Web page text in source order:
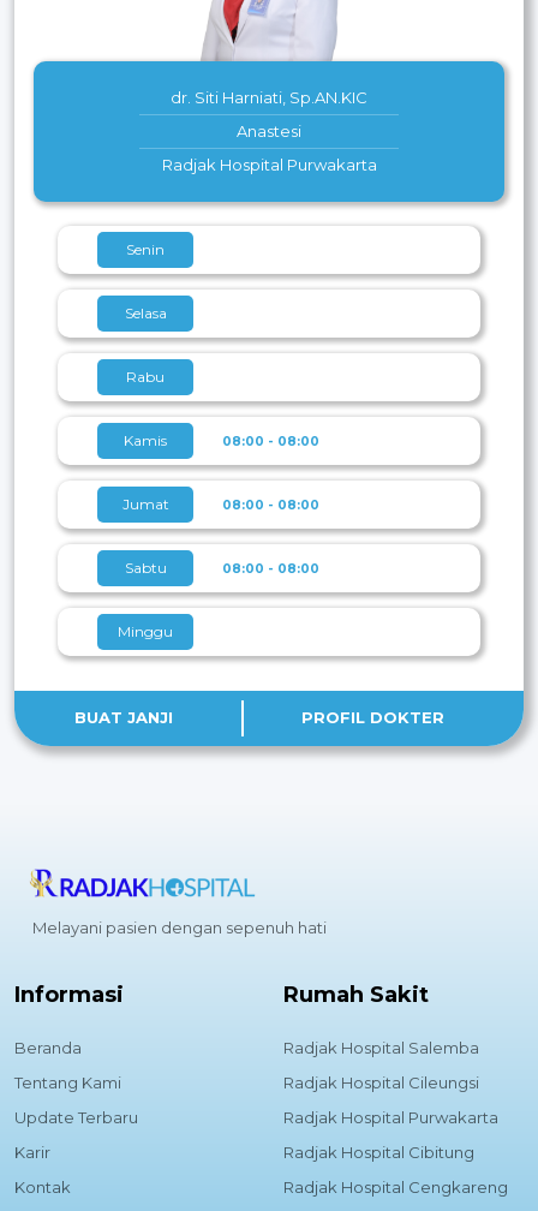
dr. Siti Harniati, Sp.AN.KIC
Anastesi
Radjak Hospital Purwakarta
Senin
Selasa
Rabu
Kamis 08:00 - 08:00
Jumat 08:00 - 08:00
Sabtu 08:00 - 08:00
Minggu
BUAT JANJI PROFIL DOKTER
Melayani pasien dengan sepenuh hati
Informasi
Beranda
Tentang Kami
Update Terbaru
Karir
Kontak
Rumah Sakit
Radjak Hospital Salemba
Radjak Hospital Cileungsi
Radjak Hospital Purwakarta
Radjak Hospital Cibitung
Radjak Hospital Cengkareng